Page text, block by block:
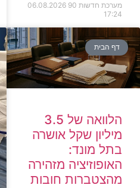
מערכת חדשות 90
06.08.2026
17:24
דף הבית
הלוואה של 3.5
מיליון שקל אושרה
בתל מונד:
האופוזיציה מזהירה
מהצטברות חובות